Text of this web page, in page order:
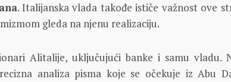
. Italijanska vlada takođe ističe važnost ove
gleda na njenu realizaciju.
Alitalije, uključujući banke i samu vladu.
analiza pisma koje se očekuje iz Abu